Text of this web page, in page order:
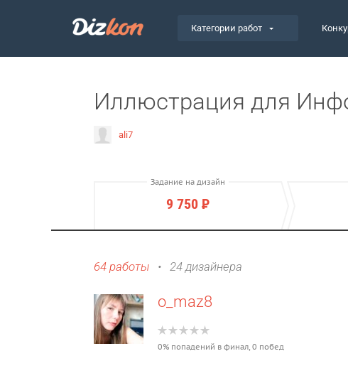
Категории работ
Иллюстрация для
ali7
Задание на дизайн
9 750 Р
64 работы • 24 дизайнера
o_maz8
0% попадений в финал, 0 побед